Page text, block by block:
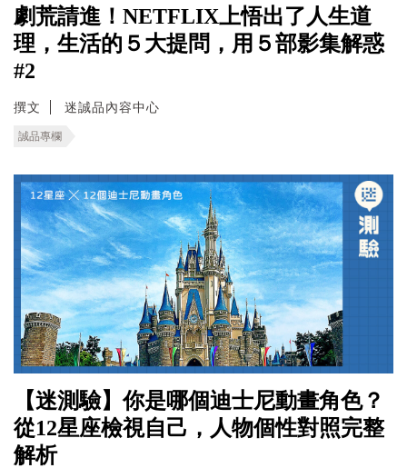
劇荒請進！NETFLIX上悟出了人生道
理，生活的５大提問，用５部影集解惑
#2
撰文 迷誠品內容中心
誠品專欄
【迷測驗】你是哪個迪士尼動畫角色？
從12星座檢視自己，人物個性對照完整
解析